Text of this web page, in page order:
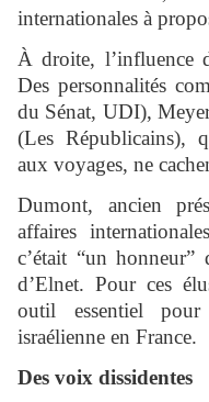
internationales à
À droite, l’influence
Des personnalités
du Sénat, UDI),
(Les Républicains),
aux voyages, ne
Dumont, ancien
affaires
c’était “un
d’Elnet. Pour ces
outil essentiel
israélienne en France.
Des voix dissidentes